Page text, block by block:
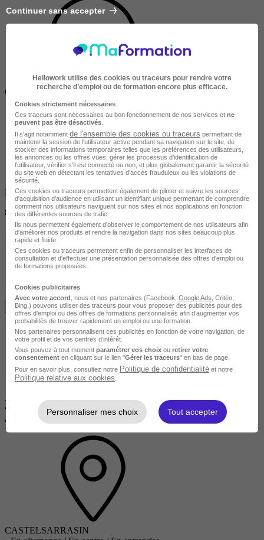
Demandeur
d'emploi / Étudiant
Non finançable CPF
8850 €
Je m'informe gratuitement
BPJEPS mention éducateur sportif option Activités
Aquatiques et de la Natation
CASTELSARRASIN
Continuer sans accepter
Hellowork utilise des cookies ou traceurs pour rendre votre
recherche d’emploi ou de formation encore plus efficace.
Cookies strictement nécessaires
Ces traceurs sont nécessaires au bon fonctionnement de nos services et ne
peuvent pas être désactivés
Il s'agit notamment de l'ensemble des cookies ou traceurs permettant de
maintenir la session de l'utilisateur active pendant sa navigation sur le site, de
stocker des informations temporaires telles que les préférences des utilisateurs,
les annonces ou les offres vues, gérer les processus d'identification de
l'utilisateur, vérifier s'il est connecté ou non, et plus globalement garantir la sécurité
du site web en détectant les tentatives d'accès frauduleux ou les violations de
sécurité.
Ces cookies ou traceurs permettent également de piloter et suivre les sources
d'acquisition d'audience en utilisant un identifiant unique permettant de comprendre
comment nos utilisateurs naviguent sur nos sites et nos applications en fonction
des différentes sources de trafic.
Ils nous permettent également d’observer le comportement de nos utilisateurs afin
d'améliorer nos produits et rendre la navigation dans nos sites beaucoup plus
rapide et fluide.
Ces cookies ou traceurs permettent enfin de personnaliser les interfaces de
consultation et d'effectuer une présentation personnalisée des offres d'emploi ou
de formations proposées.
Cookies publicitaires
Avec votre accord , nous et nos partenaires (Facebook, Google Ads , Critéo,
Bing,) pouvons utiliser des traceurs pour vous proposer des publicités pour des
offres d’emploi ou des offres de formations personnalisés afin d’augmenter vos
probabilités de trouver rapidement un emploi ou une formation.
Nos partenaires personnalisent ces publicités en fonction de votre navigation, de
votre profil et de vos centres d’intérêt.
Vous pouvez à tout moment paramétrer vos choix ou retirer votre
consentement en cliquant sur le lien "Gérer les traceurs" en bas de page.
Pour en savoir plus, consultez notre Politique de confidentialité et notre
Politique relative aux cookies
Personnaliser mes choix Tout accepter